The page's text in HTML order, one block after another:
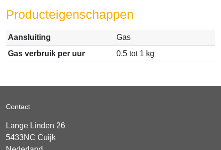
Producteigenschappen
Aansluiting
Gas
Gas verbruik per uur
0.5 tot 1 kg
Contact
Lange Linden 26
5433NC Cuijk